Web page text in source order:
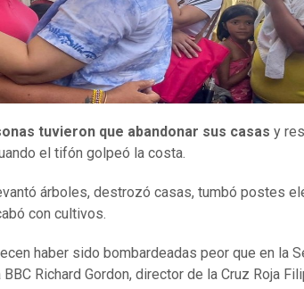
tuvieron que abandonar sus casas y
el tifón golpeó la costa.
árboles, destrozó casas, tumbó postes
con cultivos.
haber sido bombardeadas peor que en la
Richard Gordon, director de la Cruz Roja